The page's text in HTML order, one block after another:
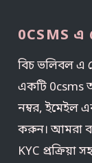
0CSMS এ
বিচ ভলিবল এ
একটি 0csms
নম্বর, ইমেইল
করুন। আমরা
KYC